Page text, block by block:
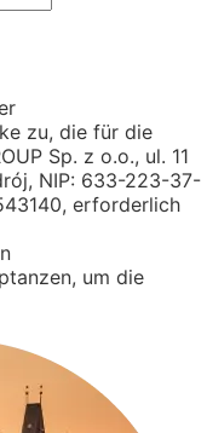
zu, die für die
Sp. z o.o., ul. 11
NIP: 633-223-37-
erforderlich
um die